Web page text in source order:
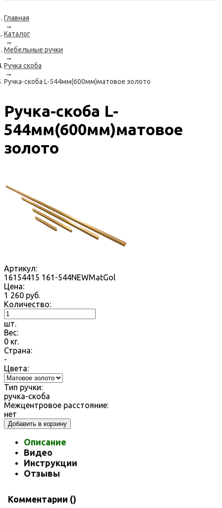
Главная
→
Каталог
→
Мебельные ручки
→
Ручка скоба
→
Ручка-скоба L-544мм(600мм)матовое золото
Ручка-скоба L-
544мм(600мм)матовое
золото
Артикул:
16154415 161-544NEWMatGol
Цена:
1 260 руб.
Количество:
шт.
Вес:
0 кг.
Страна:
-
Цвета:
Тип ручки:
ручка-скоба
Межцентровое расстояние:
нет
Добавить в корзину
Описание
Видео
Инструкции
Отзывы
Комментарии ()